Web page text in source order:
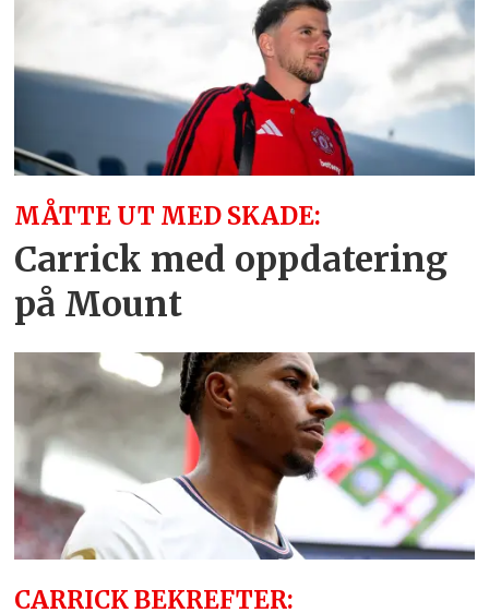
MÅTTE UT MED SKADE:
Carrick med oppdatering
på Mount
CARRICK BEKREFTER: